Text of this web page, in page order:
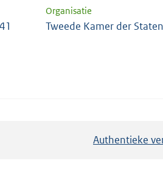
Organisatie
Tweede Kamer der
Authentieke